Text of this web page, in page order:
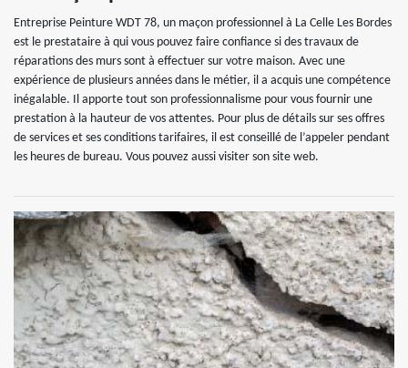
Entreprise Peinture WDT 78, un maçon professionnel à La Celle Les Bordes
est le prestataire à qui vous pouvez faire confiance si des travaux de
réparations des murs sont à effectuer sur votre maison. Avec une
expérience de plusieurs années dans le métier, il a acquis une compétence
inégalable. Il apporte tout son professionnalisme pour vous fournir une
prestation à la hauteur de vos attentes. Pour plus de détails sur ses offres
de services et ses conditions tarifaires, il est conseillé de l’appeler pendant
les heures de bureau. Vous pouvez aussi visiter son site web.